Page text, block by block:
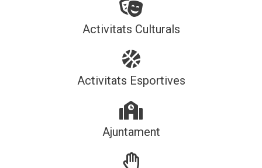
Activitats Culturals
Activitats Esportives
Ajuntament